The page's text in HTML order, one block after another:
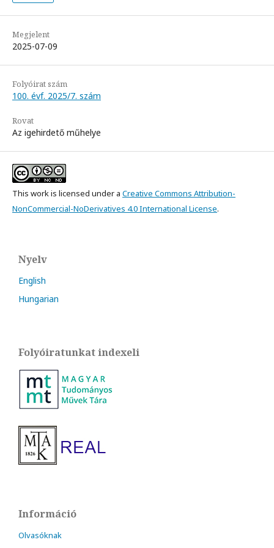
Megjelent
2025-07-09
Folyóirat szám
100. évf. 2025/7. szám
Rovat
Az igehirdető műhelye
This work is licensed under a Creative Commons Attribution-
NonCommercial-NoDerivatives 4.0 International License.
Nyelv
English
Hungarian
Folyóiratunkat indexeli
Információ
Olvasóknak